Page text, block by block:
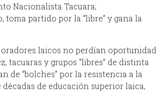
Nacionalista Tacuara;
partido por la “libre” y gana la
laicos no perdían oportunidad
tacuaras y grupos “libres” de distinta
de “bolches” por la resistencia a la
de educación superior laica,